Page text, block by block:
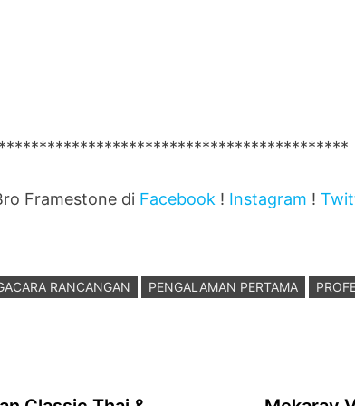
Framestone di Facebook ! Instagram !
RANCANGAN PENGALAMAN PERTAMA